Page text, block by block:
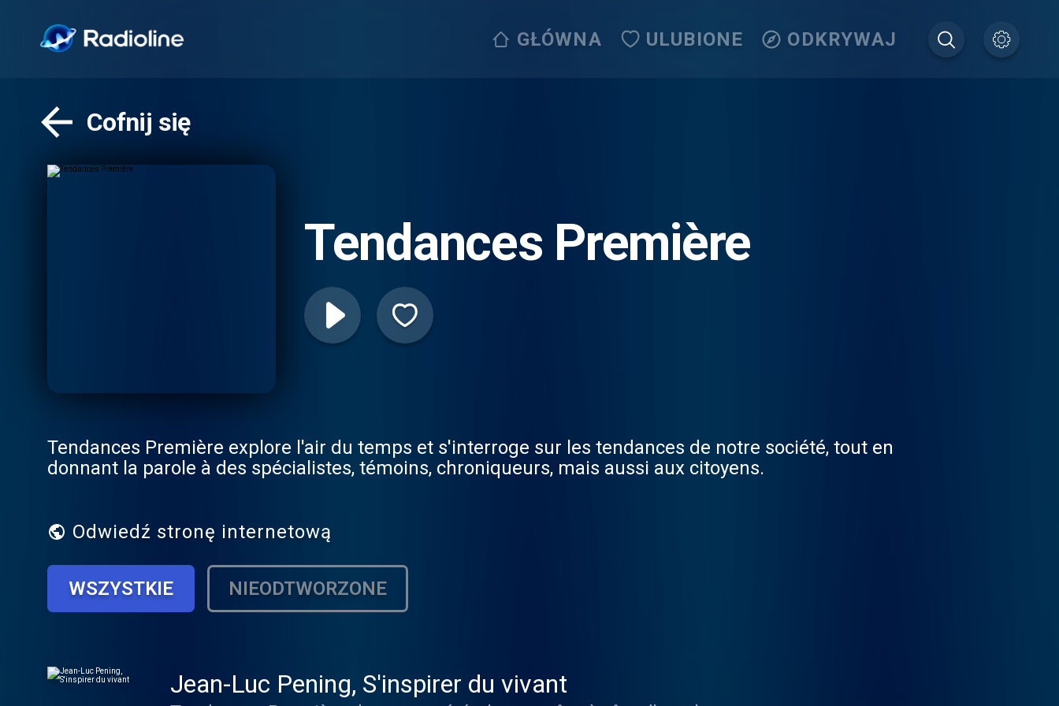
GŁÓWNA ULUBIONE ODKRYWAJ
Cofnij się
Tendances Première
Tendances Première explore l'air du temps et s'interroge sur les tendances de notre société, tout en
donnant la parole à des spécialistes, témoins, chroniqueurs, mais aussi aux citoyens.
Odwiedź stronę internetową
WSZYSTKIE NIEODTWORZONE
Jean-Luc Pening, S'inspirer du vivant